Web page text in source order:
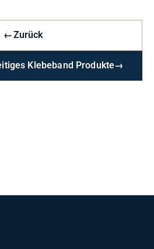
←Zurück
Klebeband Produkte→